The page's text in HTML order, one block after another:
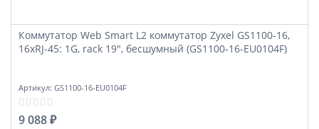
Коммутатор Web Smart L2 коммутатор Zyxel GS1100-16,
16xRJ-45: 1G, rack 19", бесшумный (GS1100-16-EU0104F)
Артикул: GS1100-16-EU0104F
9 088 ₽